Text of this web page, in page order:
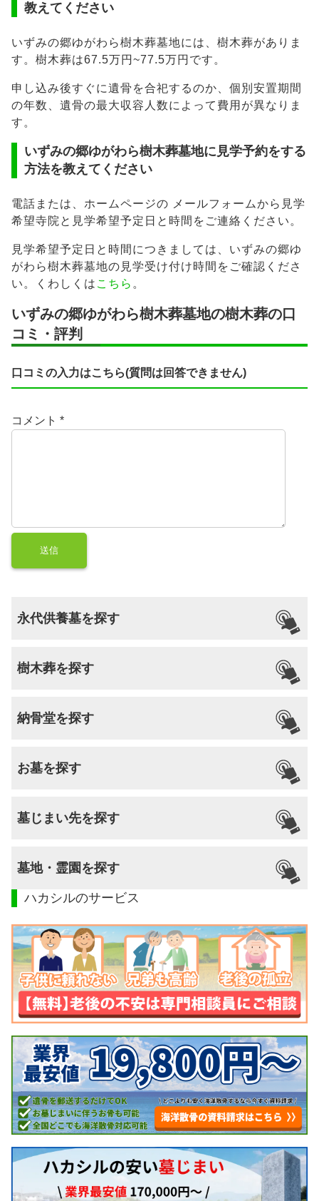
教えてください
いずみの郷ゆがわら樹木葬墓地には、樹木葬がありま
す。樹木葬は67.5万円~77.5万円です。
申し込み後すぐに遺骨を合祀するのか、個別安置期間
の年数、遺骨の最大収容人数によって費用が異なりま
す。
いずみの郷ゆがわら樹木葬墓地に見学予約をする
方法を教えてください
電話または、ホームページの メールフォームから見学
希望寺院と見学希望予定日と時間をご連絡ください。
見学希望予定日と時間につきましては、いずみの郷ゆ
がわら樹木葬墓地の見学受け付け時間をご確認くださ
い。くわしくは こちら 。
いずみの郷ゆがわら樹木葬墓地の樹木葬の口
コミ・評判
口コミの入力はこちら(質問は回答できません)
コメント *
永代供養墓を探す
樹木葬を探す
納骨堂を探す
お墓を探す
墓じまい先を探す
墓地・霊園を探す
ハカシルのサービス